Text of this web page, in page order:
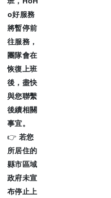
o好服務
將暫停前
往服務，
團隊會在
恢復上班
後，盡快
與您聯繫
後續相關
事宜。
👉 若您
所居住的
縣市區域
政府未宣
布停止上